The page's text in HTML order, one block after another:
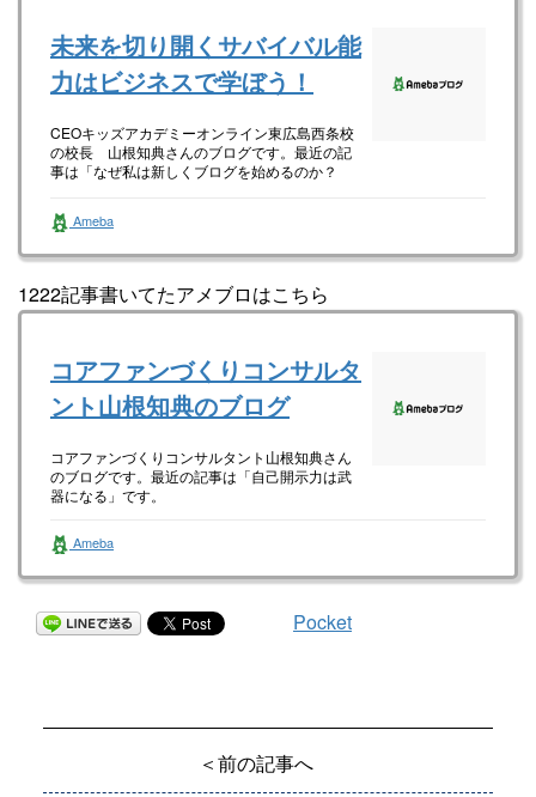
未来を切り開くサバイバル能
力はビジネスで学ぼう！
CEOキッズアカデミーオンライン東広島西条校
の校長 山根知典さんのブログです。最近の記
事は「なぜ私は新しくブログを始めるのか？
Ameba
1222記事書いてたアメブロはこちら
コアファンづくりコンサルタ
ント山根知典のブログ
コアファンづくりコンサルタント山根知典さん
のブログです。最近の記事は「自己開示力は武
器になる」です。
Ameba
Pocket
＜前の記事へ